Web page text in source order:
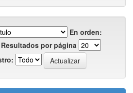
En orden:
Resultados por página